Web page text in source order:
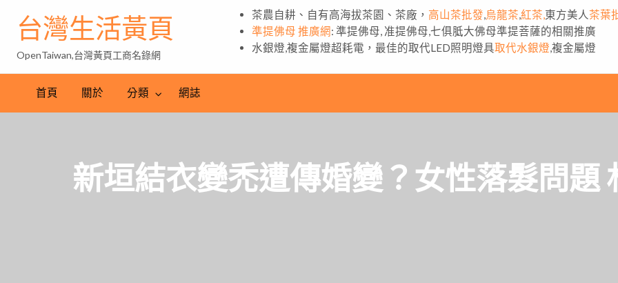
台灣生活黃頁
OpenTaiwan,台灣黃頁工商名錄網
茶農自耕、自有高海拔茶園、茶廠， 高山茶批發 烏龍茶 紅茶, 東方美人 茶葉
準提佛母 推廣網: 準提佛母, 准提佛母,七俱胝大佛母準提菩薩的相關推廣
水銀燈,複金屬燈超耗電，最佳的取代LED照明燈具取代水銀燈 ,複金屬燈
首頁 關於 分類 網誌
新垣結衣變禿遭傳婚變？女性落髮問題